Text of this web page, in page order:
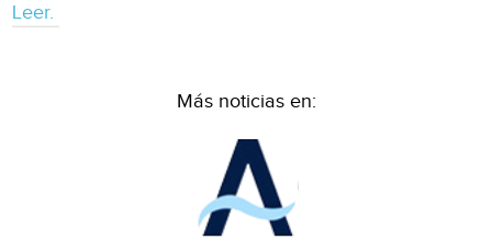
Leer.
Más noticias en: